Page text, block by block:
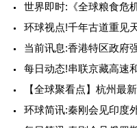
世界即时:《全球粮食危
环球视点!千年古道重见
当前讯息:香港特区政府
每日动态!串联京藏高
【全球聚看点】杭州最
环球简讯:秦刚会见印度